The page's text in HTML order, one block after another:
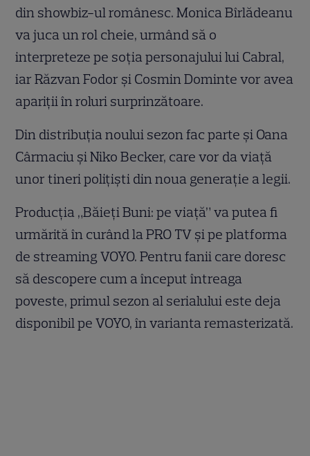
din showbiz-ul românesc. Monica Bîrlădeanu
va juca un rol cheie, urmând să o
interpreteze pe soția personajului lui Cabral,
iar Răzvan Fodor și Cosmin Dominte vor avea
apariții în roluri surprinzătoare.
Din distribuția noului sezon fac parte și Oana
Cârmaciu și Niko Becker, care vor da viață
unor tineri polițiști din noua generație a legii.
Producția „Băieți Buni: pe viață” va putea fi
urmărită în curând la PRO TV și pe platforma
de streaming VOYO. Pentru fanii care doresc
să descopere cum a început întreaga
poveste, primul sezon al serialului este deja
disponibil pe VOYO, în varianta remasterizată.